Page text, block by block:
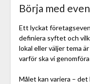
Börja med
Ett lyckat
definiera syftet och
lokal eller väljer tema
varför ska vi
Målet kan variera –